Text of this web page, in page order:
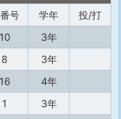
号 学年
投/打
10
3年
8
3年
16
4年
1
3年